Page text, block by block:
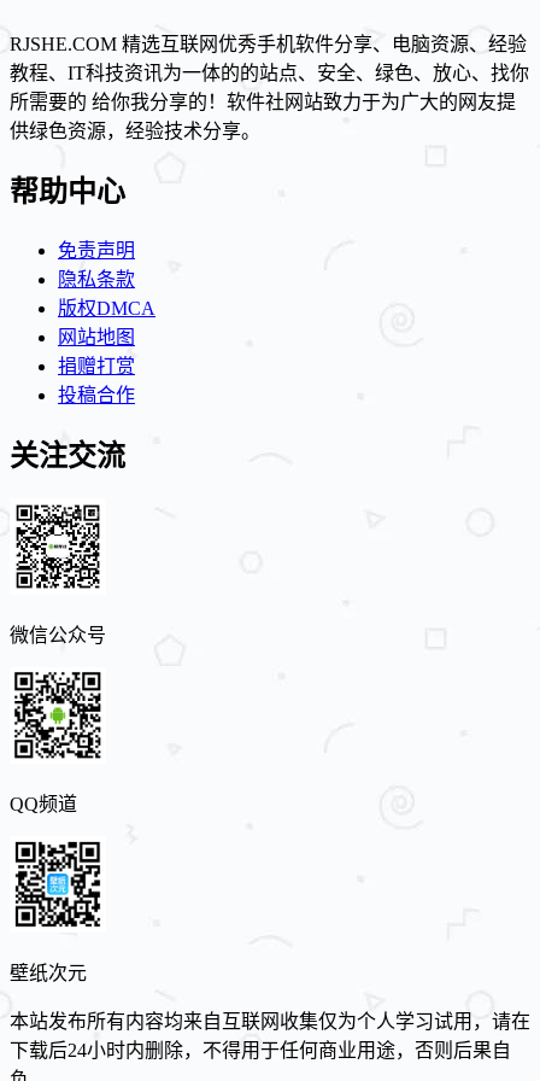
RJSHE.COM 精选互联网优秀手机软件分享、电脑资源、经验
教程、IT科技资讯为一体的的站点、安全、绿色、放心、找你
所需要的 给你我分享的！软件社网站致力于为广大的网友提
供绿色资源，经验技术分享。
帮助中心
免责声明
隐私条款
版权DMCA
网站地图
捐赠打赏
投稿合作
关注交流
微信公众号
QQ频道
壁纸次元
本站发布所有内容均来自互联网收集仅为个人学习试用，请在
下载后24小时内删除，不得用于任何商业用途，否则后果自